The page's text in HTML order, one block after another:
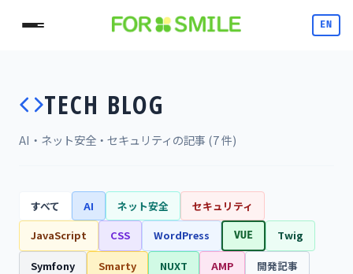
EN
TECH BLOG
AI・ネット安全・セキュリティの記事 (7 件)
すべて AI ネット安全
セキュリティ
JavaScript
CSS WordPress VUE Twig
Symfony Smarty NUXT AMP 開発記事